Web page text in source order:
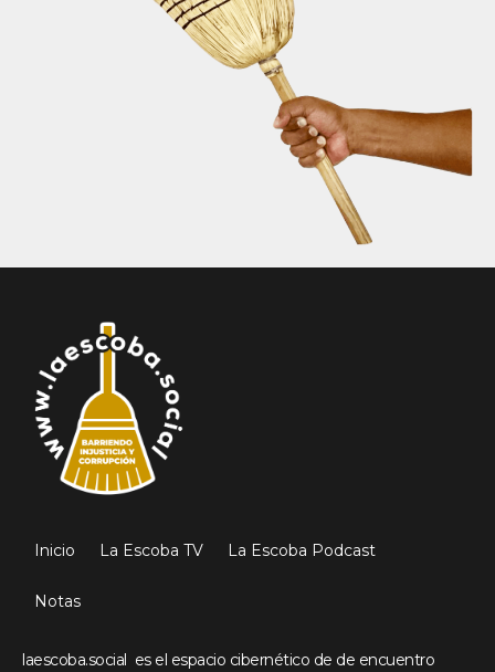
Inicio La Escoba TV La Escoba Podcast
Notas
laescoba.social es el espacio cibernético de de encuentro